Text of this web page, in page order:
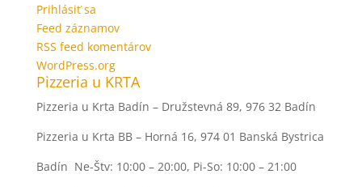
Prihlásiť sa
Feed záznamov
RSS feed komentárov
WordPress.org
Pizzeria u KRTA
Pizzeria u Krta Badín – Družstevná 89, 976 32 Badín
Pizzeria u Krta BB – Horná 16, 974 01 Banská Bystrica
Badín Ne-Štv: 10:00 – 20:00, Pi-So: 10:00 – 21:00